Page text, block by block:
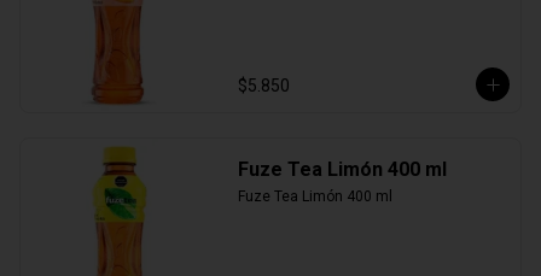
$5.850
Fuze Tea Limón 400 ml
Fuze Tea Limón 400 ml